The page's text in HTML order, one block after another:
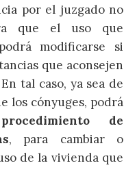
por el juzgado no
que el uso que
modificarse si
que aconsejen
tal caso, ya sea de
los cónyuges, podrá
procedimiento de
, para cambiar o
de la vivienda que